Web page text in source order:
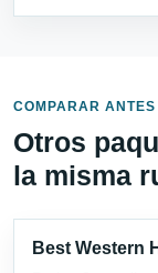
COMPARAR
Otros
la misma
Best Western